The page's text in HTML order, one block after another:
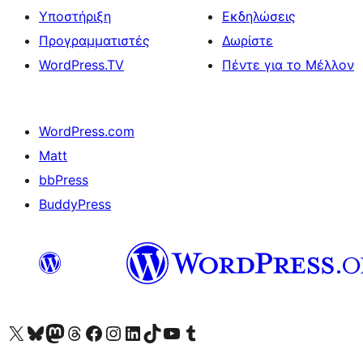
Υποστήριξη
Προγραμματιστές
WordPress.TV
Εκδηλώσεις
Δωρίστε
Πέντε για το Μέλλον
WordPress.com
Matt
bbPress
BuddyPress
Visit our X (formerly Twitter) account
Visit our Bluesky account
Επισκεφθείτε τον λογαριασμό μας στο Mastodon
Visit our Threads account
Επισκεφτείτε τη σελίδα μας στο Facebook
Επισκεφθείτε τον λογαριασμό μας Instagram
Επισκεφθείτε τον λογαριασμό μας LinkedIn
Visit our TikTok account
Visit our YouTube channel
Visit our Tumblr account